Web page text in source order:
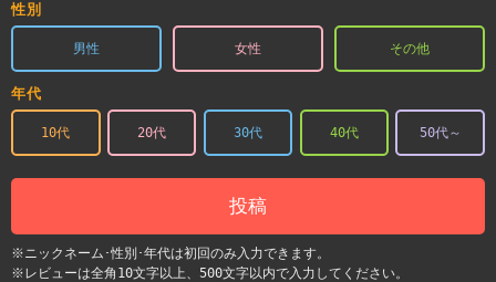
性別
男性 女性 その他
年代
10代 20代 30代 40代 50代～
投稿
※ニックネーム･性別･年代は初回のみ入力できます。
※レビューは全角10文字以上、500文字以内で入力してください。